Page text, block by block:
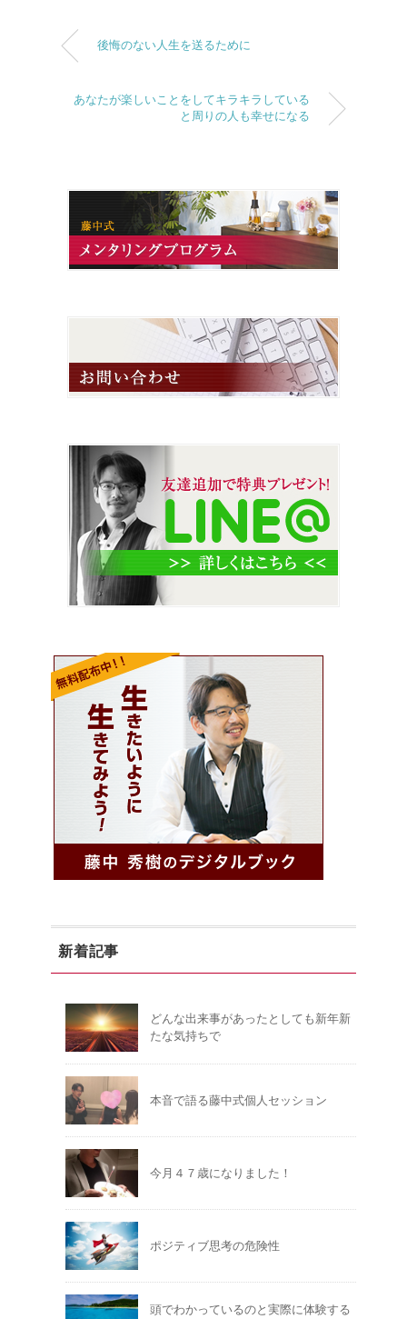
後悔のない人生を送るために
あなたが楽しいことをしてキラキラしている
と周りの人も幸せになる
新着記事
どんな出来事があったとしても新年新
たな気持ちで
本音で語る藤中式個人セッション
今月４７歳になりました！
ポジティブ思考の危険性
頭でわかっているのと実際に体験する